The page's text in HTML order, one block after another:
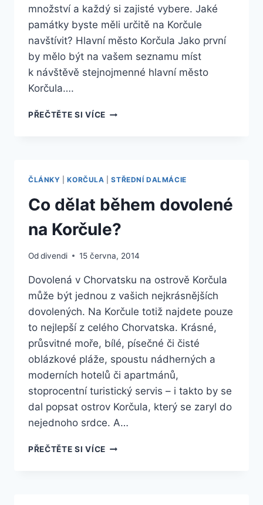
množství a každý si zajisté vybere. Jaké
památky byste měli určitě na Korčule
navštívit? Hlavní město Korčula Jako první
by mělo být na vašem seznamu míst
k návštěvě stejnojmenné hlavní město
Korčula….
PŘEČTĚTE SI VÍCESRDCE
ZAPLESÁ
ČLÁNKY |KORČULA |STŘEDNÍ DALMÁCIE
Co dělat během dovolené
na Korčule?
Oddivendi 15 června, 2014
Dovolená v Chorvatsku na ostrově Korčula
může být jednou z vašich nejkrásnějších
dovolených. Na Korčule totiž najdete pouze
to nejlepší z celého Chorvatska. Krásné,
průsvitné moře, bílé, písečné či čisté
oblázkové pláže, spoustu nádherných a
moderních hotelů či apartmánů,
stoprocentní turistický servis – i takto by se
dal popsat ostrov Korčula, který se zaryl do
nejednoho srdce. A…
PŘEČTĚTE SI VÍCECO